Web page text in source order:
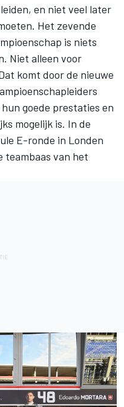
en niet veel later
Het zevende
is niets
Niet alleen voor
komt door de nieuwe
goede prestaties en
mogelijk is. In de
E-ronde in Londen
teambaas van het